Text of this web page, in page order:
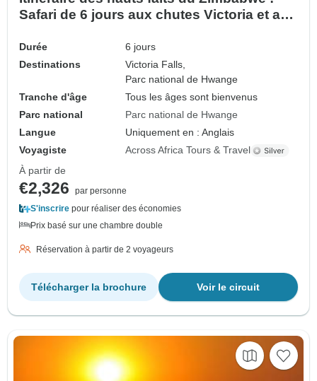
Safari de 6 jours aux chutes Victoria et au
Durée
6 jours
Destinations
Victoria Falls,
Parc national de Hwange
Tranche d'âge
Tous les âges sont bienvenus
Parc national
Parc national de Hwange
Langue
Uniquement en : Anglais
Voyagiste
Across Africa Tours & Travel
À partir de
€2,326
par personne
S'inscrire pour réaliser des économies
Prix basé sur une chambre double
Réservation à partir de 2 voyageurs
Voir le circuit
Télécharger la brochure